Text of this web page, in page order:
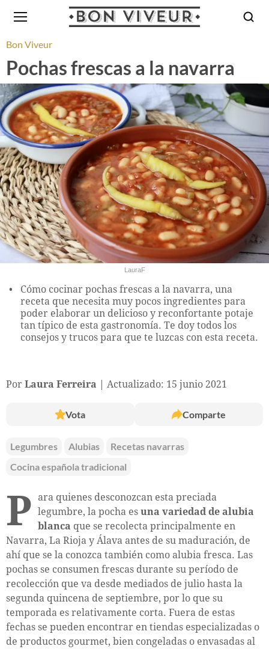
Bon Viveur
Pochas frescas a la navarra
LauraF
Cómo cocinar pochas frescas a la navarra, una
receta que necesita muy pocos ingredientes para
poder elaborar un delicioso y reconfortante potaje
tan típico de esta gastronomía. Te doy todos los
consejos y trucos para que te luzcas con esta receta.
Por Laura Ferreira Actualizado: 15 junio 2021
Vota Comparte
Legumbres Alubias
Recetas navarras
Cocina española tradicional
P ara quienes desconozcan esta preciada
legumbre, la pocha es una variedad de alubia
blanca que se recolecta principalmente en
Navarra, La Rioja y Álava antes de su maduración, de
ahí que se la conozca también como alubia fresca. Las
pochas se consumen frescas durante su período de
recolección que va desde mediados de julio hasta la
segunda quincena de septiembre, por lo que su
temporada es relativamente corta. Fuera de estas
fechas se pueden encontrar en tiendas especializadas o
de productos gourmet, bien congeladas o envasadas al